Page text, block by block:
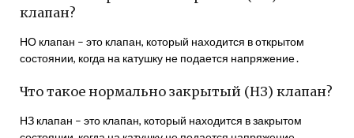
клапан?
НО клапан – это клапан, который находится в открытом
состоянии, когда на катушку не подается напряжение․
Что такое нормально закрытый (НЗ) клапан?
НЗ клапан – это клапан, который находится в закрытом